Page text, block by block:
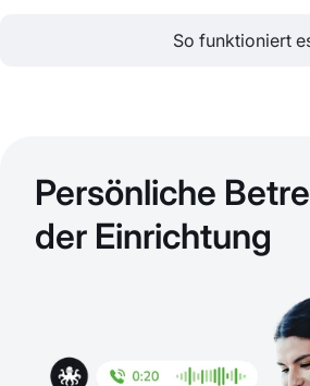
So funktioniert
Persönliche
der Einrichtung